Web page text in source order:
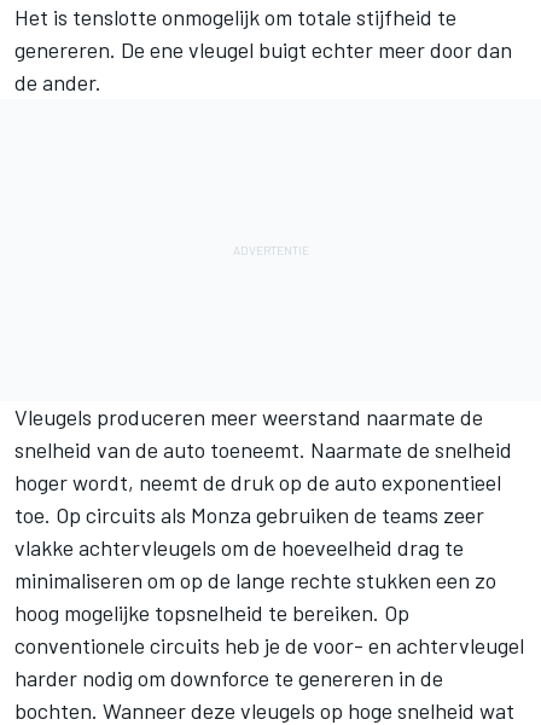
Het is tenslotte onmogelijk om totale stijfheid te
genereren. De ene vleugel buigt echter meer door dan
de ander.
Vleugels produceren meer weerstand naarmate de
snelheid van de auto toeneemt. Naarmate de snelheid
hoger wordt, neemt de druk op de auto exponentieel
toe. Op circuits als Monza gebruiken de teams zeer
vlakke achtervleugels om de hoeveelheid drag te
minimaliseren om op de lange rechte stukken een zo
hoog mogelijke topsnelheid te bereiken. Op
conventionele circuits heb je de voor- en achtervleugel
harder nodig om downforce te genereren in de
bochten. Wanneer deze vleugels op hoge snelheid wat